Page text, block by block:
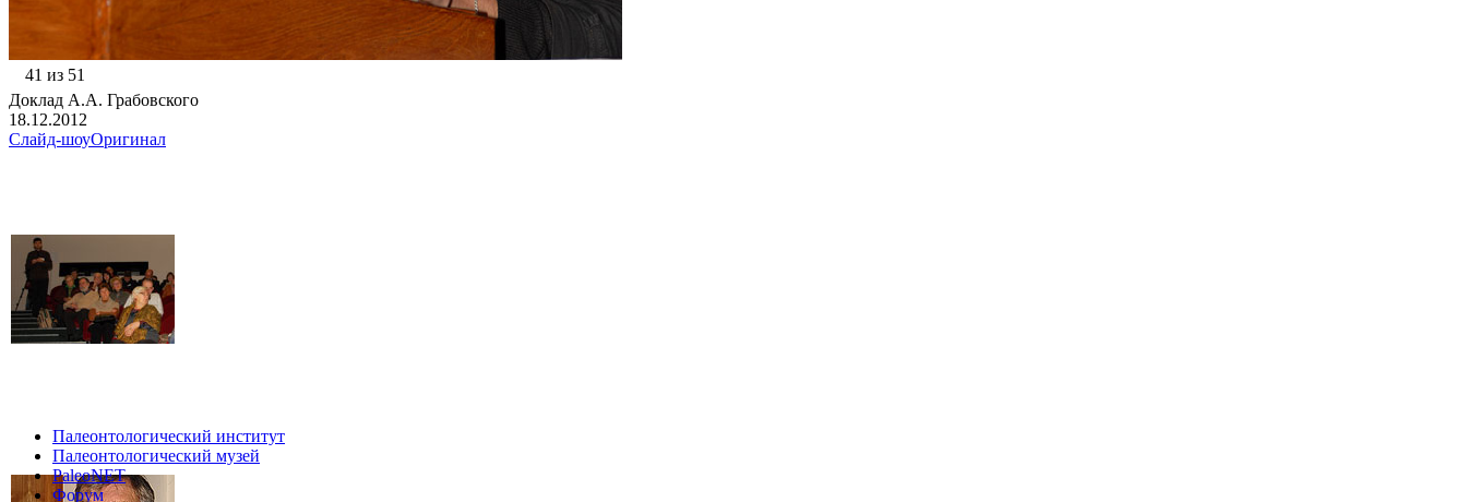
41 из 51
Доклад А.А. Грабовского
18.12.2012
Слайд-шоуОригинал
Палеонтологический институт
Палеонтологический музей
PaleoNET
Форум